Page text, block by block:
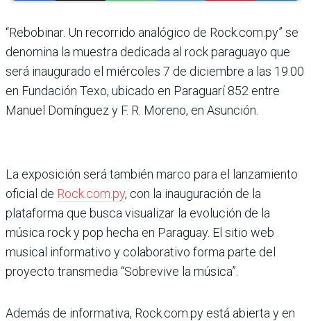
“Rebobinar. Un recorrido analógico de Rock.com.py” se
denomina la muestra dedicada al rock paraguayo que
será inaugurado el miércoles 7 de diciembre a las 19.00
en Fundación Texo, ubicado en Paraguarí 852 entre
Manuel Domínguez y F. R. Moreno, en Asunción.
La exposición será también marco para el lanzamiento
oficial de Rock.com.py, con la inauguración de la
plataforma que busca visualizar la evolución de la
música rock y pop hecha en Paraguay. El sitio web
musical informativo y colaborativo forma parte del
proyecto transmedia “Sobrevive la música”.
Además de informativa, Rock.com.py está abierta y en